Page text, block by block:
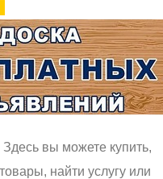
вы можете купить,
найти услугу или